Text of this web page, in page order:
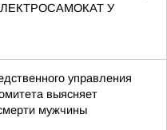
У
управления
выясняет
мужчины